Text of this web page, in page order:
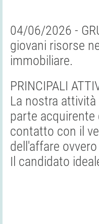
04/06/2026 -
giovani risorse
immobiliare.
PRINCIPALI
La nostra
parte
contatto con il
dell'affare
Il candidato